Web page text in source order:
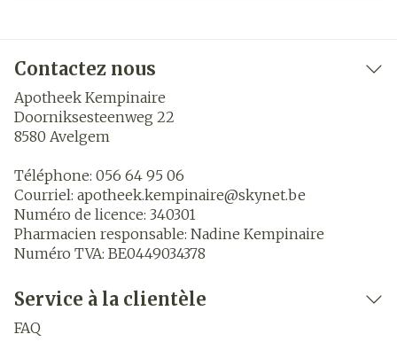
Contactez nous
Apotheek Kempinaire
Doorniksesteenweg 22
8580 Avelgem
Téléphone: 056 64 95 06
Courriel: apotheek.kempinaire@skynet.be
Numéro de licence: 340301
Pharmacien responsable: Nadine Kempinaire
Numéro TVA: BE0449034378
Service à la clientèle
FAQ